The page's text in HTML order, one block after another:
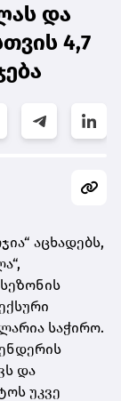
და
4,7
აცხადებს,
სეზონის
საჭირო.
და
უკვე